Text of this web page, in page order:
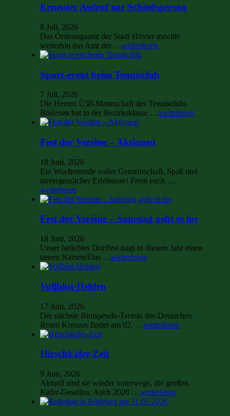
Erneuter Aufruf zur Schiedsperson
8 Juli, 2026
Das Ordnungsamt der Stadt Höxter möchte
weiterhin das Amt der …weiterlesen
Sport-event beim Tennisclub
7 Juli, 2026
Die Herren Ü50-Mannschaft des Tennisclubs
Bödexen hat in der Bezirksklasse …weiterlesen
Fest der Vereine – Aktionen
18 Juni, 2026
Ein Wochenende voller Gemeinschaft, Spaß und
unvergesslicher Erlebnisse! Freut euch …
weiterlesen
Fest der Vereine – Samstag geht es los
18 Juni, 2026
Unser beliebtes Dorffest trägt in diesem Jahr einen
neuen Namen!Das …weiterlesen
Vollblut-Helden
17 Juni, 2026
Der nächste Blutspende-Termin des Deutschen
Roten Kreuzes findet am 02. …weiterlesen
Hirschkäfer-Zeit
9 Juni, 2026
Aktuell sind sie wieder unterwegs, die großen
Käfer-Gesellen. Auch 2026 …weiterlesen